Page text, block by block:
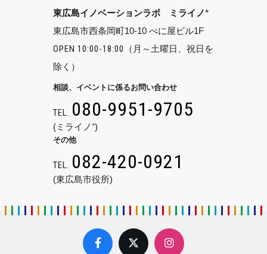
東広島イノベーションラボ ミライノ+
東広島市西条岡町10-10 べに屋ビル1F
OPEN 10:00-18:00
（月～土曜日、祝日を
除く）
相談、イベントに係るお問い合わせ
TEL. 080-9951-9705
(ミライノ⁺)
その他
TEL. 082-420-0921
(東広島市役所)